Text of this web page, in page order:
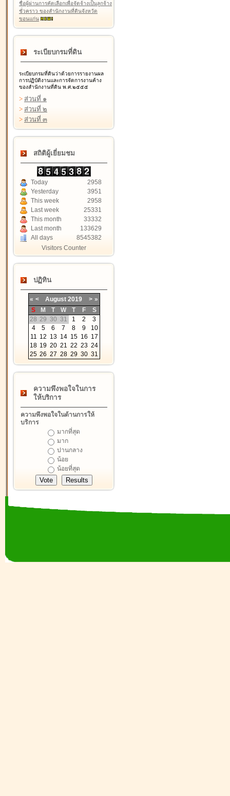
ชื่อผู้ผ่านการคัดเลือกเพื่อจัดจ้างเป็นลูกจ้าง
ชั่วคราว ของสำนักงานที่ดินจังหวัด
ขอนแก่น
ระเบียบกรมที่ดิน
ระเบียบกรมที่ดินว่าด้วยการรายงานผล
การปฏิบัติงานและการจัดการงานค้าง
ของสำนักงานที่ดิน พ.ศ.๒๕๕๕
> ส่วนที่ ๑
> ส่วนที่ ๒
> ส่วนที่ ๓
สถิติผู้เยี่ยมชม
Today
2958
Yesterday
3951
This week
2958
Last week
25331
This month
33332
Last month
133629
All days
8545382
Visitors Counter
ปฏิทิน
« < August 2019 > »
S
M T W T F
S
28 29 30 31 1 2
3
4
5 6 7 8 9
10
11 12 13 14 15 16 17
18 19 20 21 22 23 24
25 26 27 28 29 30 31
ความพึงพอใจในการ
ให้บริการ
ความพึงพอใจในด้านการให้
บริการ
มากที่สุด
มาก
ปานกลาง
น้อย
น้อยที่สุด